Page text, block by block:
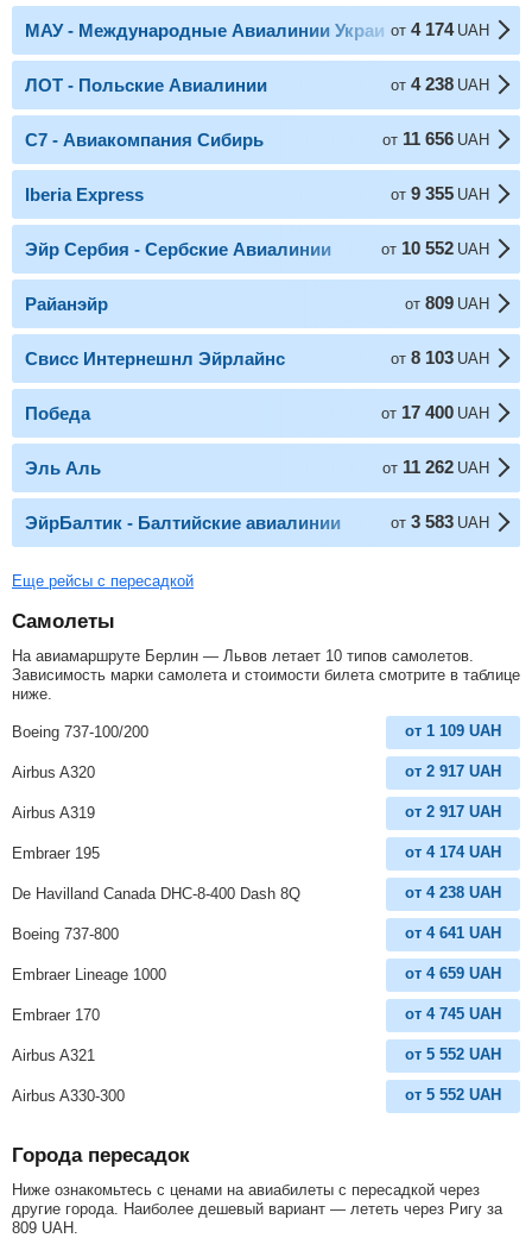
МАУ - Международные Авиалинии Украины
от 4 174 UAH
ЛОТ - Польские Авиалинии от 4 238 UAH
С7 - Авиакомпания Сибирь от 11 656 UAH
Iberia Express от 9 355 UAH
Эйр Сербия - Сербские Авиалинии от 10 552 UAH
Райанэйр от 809 UAH
Свисс Интернешнл Эйрлайнс от 8 103 UAH
Победа от 17 400 UAH
Эль Аль от 11 262 UAH
ЭйрБалтик - Балтийские авиалинии от 3 583 UAH
Еще рейсы с пересадкой
Самолеты
На авиамаршруте Берлин — Львов летает 10 типов самолетов.
Зависимость марки самолета и стоимости билета смотрите в таблице
ниже.
Boeing 737-100/200 от 1 109 UAH
Airbus A320 от 2 917 UAH
Airbus A319 от 2 917 UAH
Embraer 195 от 4 174 UAH
De Havilland Canada DHC-8-400 Dash 8Q от 4 238 UAH
Boeing 737-800 от 4 641 UAH
Embraer Lineage 1000 от 4 659 UAH
Embraer 170 от 4 745 UAH
Airbus A321 от 5 552 UAH
Airbus A330-300 от 5 552 UAH
Города пересадок
Ниже ознакомьтесь с ценами на авиабилеты с пересадкой через
другие города. Наиболее дешевый вариант — лететь через Ригу за
809 UAH